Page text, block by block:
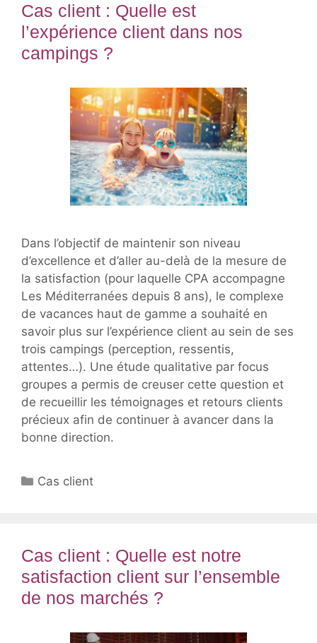
Cas client : Quelle est
l’expérience client dans nos
campings ?
Dans l’objectif de maintenir son niveau
d’excellence et d’aller au-delà de la mesure de
la satisfaction (pour laquelle CPA accompagne
Les Méditerranées depuis 8 ans), le complexe
de vacances haut de gamme a souhaité en
savoir plus sur l’expérience client au sein de ses
trois campings (perception, ressentis,
attentes…). Une étude qualitative par focus
groupes a permis de creuser cette question et
de recueillir les témoignages et retours clients
précieux afin de continuer à avancer dans la
bonne direction.
Catégories
Cas client
Cas client : Quelle est notre
satisfaction client sur l’ensemble
de nos marchés ?